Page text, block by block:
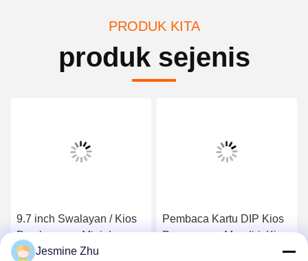
PRODUK KITA
produk sejenis
9.7 inch Swalayan / Kios
Pembayaran Mini dengan
/ tanpa Cash Dispensser,
Pembaca Kartu DIP Kios
Pemesanan Mandiri, Kios
Layanan Mandiri 13,3 Inch
Jesmine Zhu